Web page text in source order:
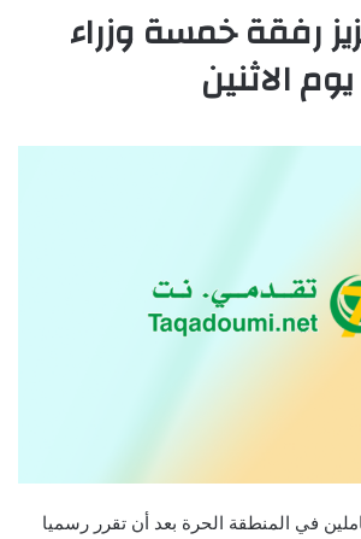
رفقة خمسة وزراء
الاثنين
في المنطقة الحرة بعد أن تقرر رسميا